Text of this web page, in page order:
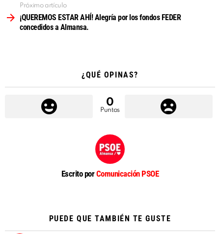
Próximo artículo
¡QUEREMOS ESTAR AHÍ! Alegría por los fondos FEDER
concedidos a Almansa.
¿QUÉ OPINAS?
0
Puntos
Escrito porComunicación PSOE
PUEDE QUE TAMBIÉN TE GUSTE